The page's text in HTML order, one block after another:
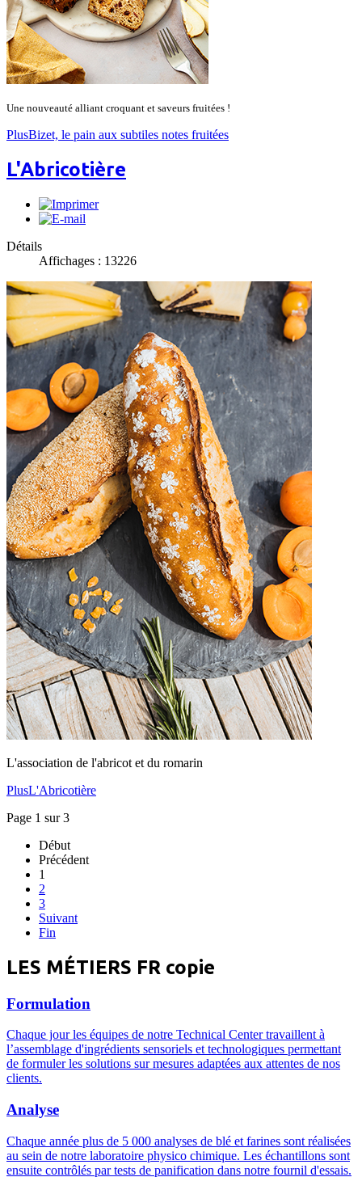
Une nouveauté alliant croquant et saveurs fruitées !
PlusBizet, le pain aux subtiles notes fruitées
L'Abricotière
Détails
Affichages : 13226
L'association de l'abricot et du romarin
PlusL'Abricotière
Page 1 sur 3
Début
Précédent
1
2
3
Suivant
Fin
LES MÉTIERS FR copie
Formulation
Chaque jour les équipes de notre Technical Center travaillent à
l’assemblage d'ingrédients sensoriels et technologiques permettant
de formuler les solutions sur mesures adaptées aux attentes de nos
clients.
Analyse
Chaque année plus de 5 000 analyses de blé et farines sont réalisées
au sein de notre laboratoire physico chimique. Les échantillons sont
ensuite contrôlés par tests de panification dans notre fournil d'essais.